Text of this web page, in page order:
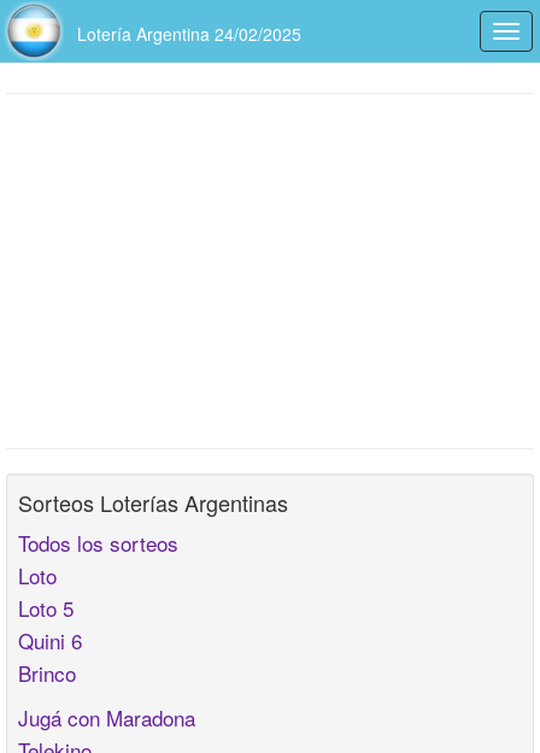
Lotería Argentina 24/02/2025
Sorteos Loterías Argentinas
Todos los sorteos
Loto
Loto 5
Quini 6
Brinco
Jugá con Maradona